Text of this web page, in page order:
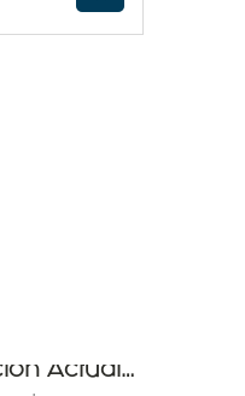
Situación Actual C